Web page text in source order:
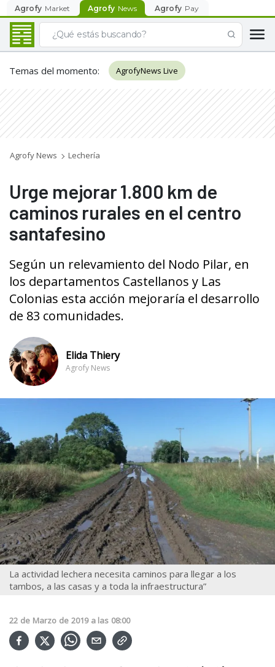
Agrofy Market Agrofy News Agrofy Pay
Temas del momento: AgrofyNews Live
Agrofy News Lechería
Urge mejorar 1.800 km de
caminos rurales en el centro
santafesino
Según un relevamiento del Nodo Pilar, en
los departamentos Castellanos y Las
Colonias esta acción mejoraría el desarrollo
de 83 comunidades.
Elida Thiery
Agrofy News
La actividad lechera necesita caminos para llegar a los
tambos, a las casas y a toda la infraestructura”
22 de Marzo de 2019 a las 08:00